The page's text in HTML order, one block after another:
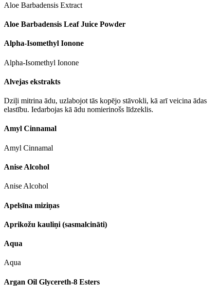
Aloe Barbadensis Extract
Aloe Barbadensis Leaf Juice Powder
Alpha-Isomethyl Ionone
Alpha-Isomethyl Ionone
Alvejas ekstrakts
Dziļi mitrina ādu, uzlabojot tās kopējo stāvokli, kā arī veicina ādas
elastību. Iedarbojas kā ādu nomierinošs līdzeklis.
Amyl Cinnamal
Amyl Cinnamal
Anise Alcohol
Anise Alcohol
Apelsīna miziņas
Aprikožu kauliņi (sasmalcināti)
Aqua
Aqua
Argan Oil Glycereth-8 Esters